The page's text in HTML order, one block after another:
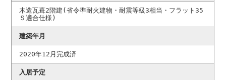
木造瓦葺2階建(省令準耐火建物・耐震等級3相当・フラット35
Ｓ適合仕様)
建築年月
2020年12月完成済
入居予定